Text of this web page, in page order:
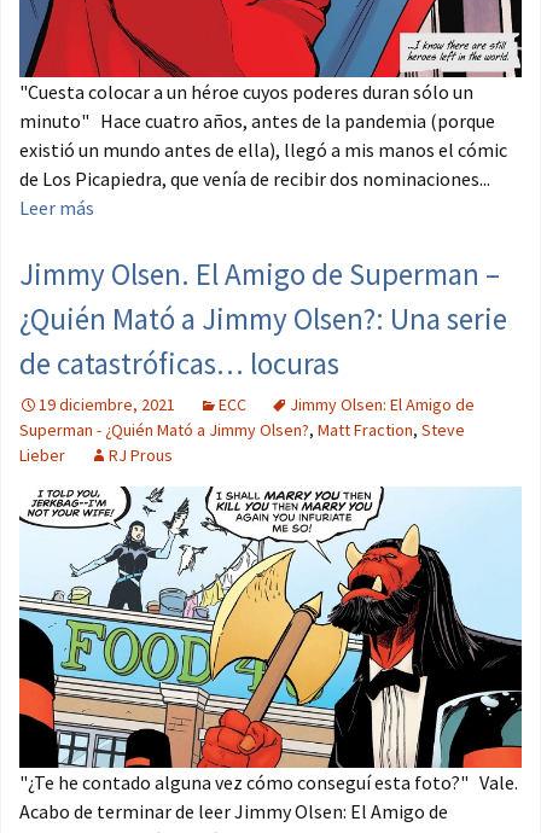
"Cuesta colocar a un héroe cuyos poderes duran sólo un
minuto" Hace cuatro años, antes de la pandemia (porque
existió un mundo antes de ella), llegó a mis manos el cómic
de Los Picapiedra, que venía de recibir dos nominaciones...
Leer más
Jimmy Olsen. El Amigo de Superman –
¿Quién Mató a Jimmy Olsen?: Una serie
de catastróficas… locuras
19 diciembre, 2021 ECC
Jimmy Olsen: El Amigo de
Superman - ¿Quién Mató a Jimmy Olsen?, Matt Fraction, Steve
Lieber
RJ Prous
"¿Te he contado alguna vez cómo conseguí esta foto?" Vale.
Acabo de terminar de leer Jimmy Olsen: El Amigo de